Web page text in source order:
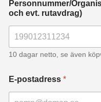
Personnummer/
och evt. rutavdrag)
10 dagar netto, se även
E-postadress *